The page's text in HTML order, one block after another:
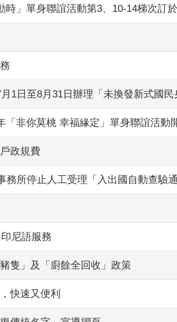
時」單身聯誼活動第3、10-14梯次訂
1日至8月31日辦理「未換發新式國
「非你莫桃 幸福緣定」單身聯誼活動
政規費
務所停止人工受理「入出國自動查驗
尼語服務
隻」及「廚餘全回收」政策
快速又便利